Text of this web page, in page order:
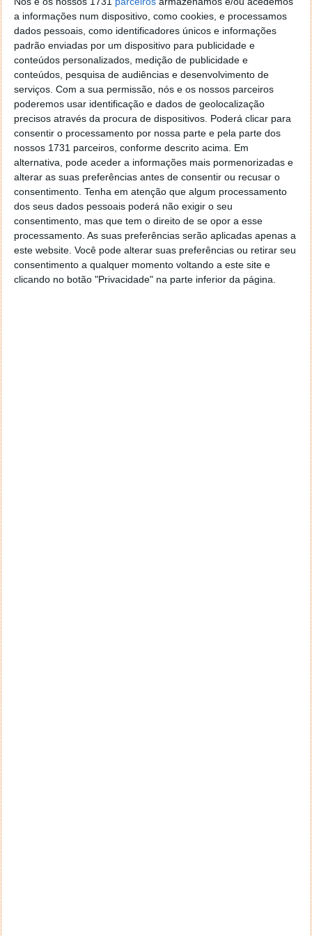
a informações num dispositivo, como cookies, e processamos
dados pessoais, como identificadores únicos e informações
padrão enviadas por um dispositivo para publicidade e
conteúdos personalizados, medição de publicidade e
conteúdos, pesquisa de audiências e desenvolvimento de
serviços. Com a sua permissão, nós e os nossos parceiros
poderemos usar identificação e dados de geolocalização
precisos através da procura de dispositivos. Poderá clicar para
consentir o processamento por nossa parte e pela parte dos
nossos 1731 parceiros, conforme descrito acima. Em
alternativa, pode aceder a informações mais pormenorizadas e
alterar as suas preferências antes de consentir ou recusar o
consentimento. Tenha em atenção que algum processamento
dos seus dados pessoais poderá não exigir o seu
consentimento, mas que tem o direito de se opor a esse
processamento. As suas preferências serão aplicadas apenas a
este website. Você pode alterar suas preferências ou retirar seu
consentimento a qualquer momento voltando a este site e
clicando no botão "Privacidade" na parte inferior da página.
a ser descoberto de forma lenta. Todos os que têm
acesso a esta primeira versão estão a procurar as
novidades e a revelá-las. A mais recente descoberta
mostrou que o Android 15 vai esconder os códigos
mais sensíveis para estar mais protegido.